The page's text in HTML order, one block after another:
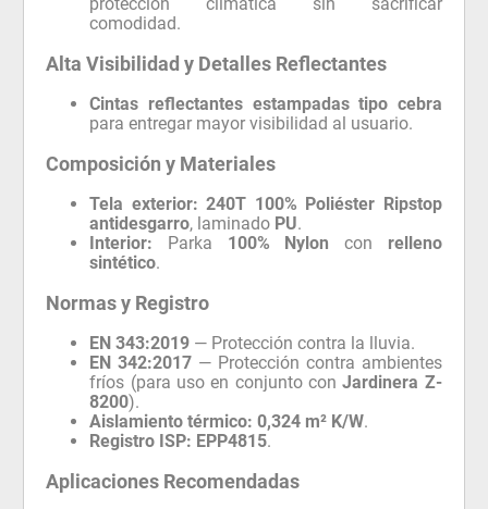
comodidad.
Alta Visibilidad y Detalles Reflectantes
Cintas reflectantes estampadas tipo cebra
para entregar mayor visibilidad al usuario.
Composición y Materiales
Tela exterior: 240T 100% Poliéster Ripstop
antidesgarro, laminado PU.
Interior: Parka 100% Nylon con relleno
sintético.
Normas y Registro
EN 343:2019 — Protección contra la lluvia.
EN 342:2017 — Protección contra ambientes
fríos (para uso en conjunto conJardinera Z-
8200).
Aislamiento térmico: 0,324 m² K/W.
Registro ISP: EPP4815.
Aplicaciones Recomendadas